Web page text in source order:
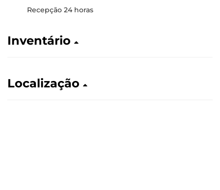
Recepção 24 horas
Inventário
Localização